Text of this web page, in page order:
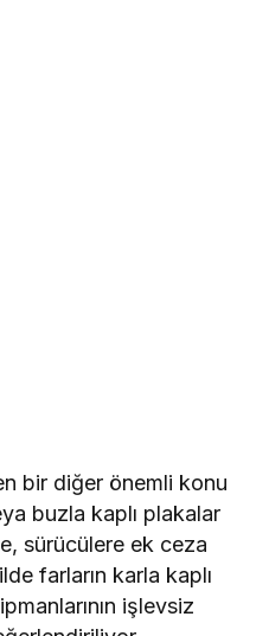
bir diğer önemli konu
buzla kaplı plakalar
sürücülere ek ceza
farların karla kaplı
işlevsiz